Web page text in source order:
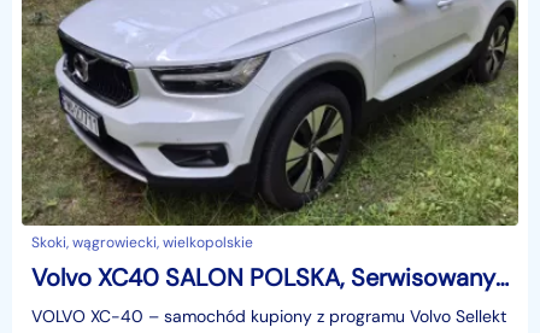
Skoki, wągrowiecki, wielkopolskie
Volvo XC40 SALON POLSKA, Serwisowany w ASO, Bezwypadkowy, Garażowany
VOLVO XC-40 – samochód kupiony z programu Volvo Sellekt